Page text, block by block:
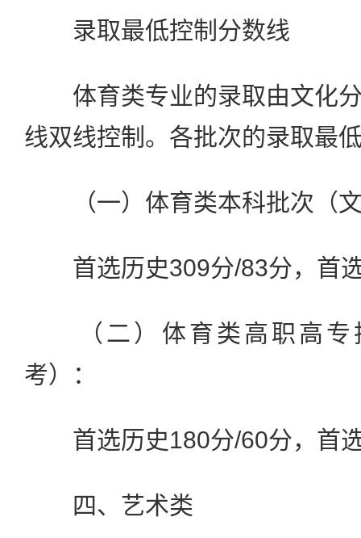
录取最低控制分数线
体育类专业的录取由文化分
线双线控制。各批次的录取最
（一）体育类本科批次（文
首选历史309分/83分，首选
（二）体育类高职高专
考）：
首选历史180分/60分，首选
四、艺术类